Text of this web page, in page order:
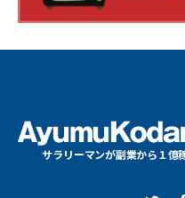
サラリーマンが副業から１億